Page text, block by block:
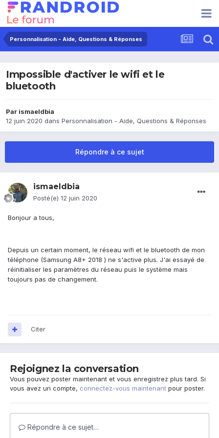
Personnalisation - Aide, Questions & Réponses
Impossible d'activer le wifi et le
bluetooth
Par ismaeldbia
12 juin 2020 dans Personnalisation - Aide, Questions & Réponses
Répondre à ce sujet
ismaeldbia
Posté(e) 12 juin 2020
Bonjour a tous,
Depuis un certain moment, le réseau wifi et le bluetooth de mon
téléphone (Samsung A8+ 2018 ) ne s'active plus. J'ai essayé de
réinitialiser les paramètres du réseau puis le système mais
toujours pas de changement.
Citer
Rejoignez la conversation
Vous pouvez poster maintenant et vous enregistrez plus tard. Si
vous avez un compte, connectez-vous maintenant pour poster.
Répondre à ce sujet…